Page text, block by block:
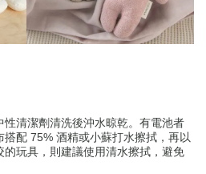
清潔劑清洗後沖水晾乾。有電池者
配 75% 酒精或小蘇打水擦拭，再以
玩具，則建議使用清水擦拭，避免